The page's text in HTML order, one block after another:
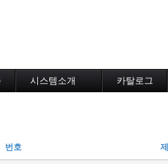
시스템소개 카탈로그
번호